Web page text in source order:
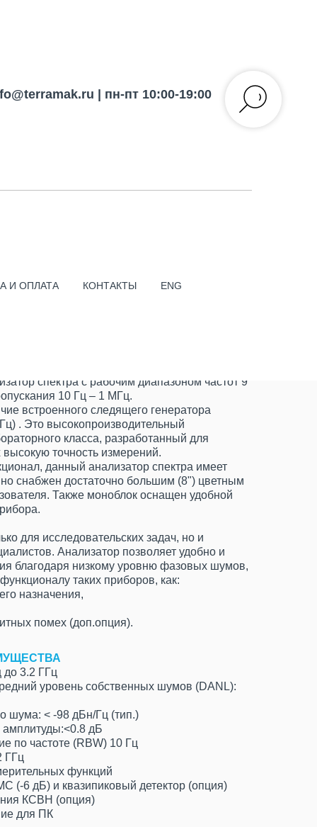
| пн-пт 10:00-19:00
И ОПЛАТА КОНТАКТЫ ENG
спектра с рабочим диапазоном частот 9
10 Гц – 1 МГц.
встроенного следящего генератора
. Это высокопроизводительный
класса, разработанный для
точность измерений.
данный анализатор спектра имеет
снабжен достаточно большим (8") цветным
Также моноблок оснащен удобной
для исследовательских задач, но и
Анализатор позволяет удобно и
благодаря низкому уровню фазовых шумов,
таких приборов, как:
назначения,
помех (доп.опция).
до 3.2 ГГц
уровень собственных шумов (DANL):
шума: < -98 дБн/Гц (тип.)
дБ
по частоте (RBW) 10 Гц
ГГц
функций
(-6 дБ) и квазипиковый детектор (опция)
КСВН (опция)
для ПК